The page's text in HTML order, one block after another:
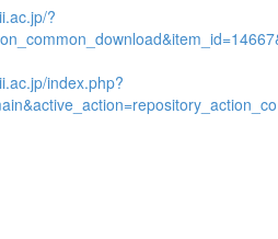
?
index.php?